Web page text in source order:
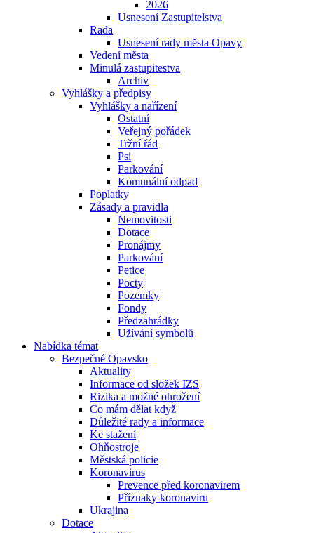
2026
Usnesení Zastupitelstva
Rada
Usnesení rady města Opavy
Vedení města
Minulá zastupitestva
Archiv
Vyhlášky a předpisy
Vyhlášky a nařízení
Ostatní
Veřejný pořádek
Tržní řád
Psi
Parkování
Komunální odpad
Poplatky
Zásady a pravidla
Nemovitosti
Dotace
Pronájmy
Parkování
Petice
Pocty
Pozemky
Fondy
Předzahrádky
Užívání symbolů
Nabídka témat
Bezpečné Opavsko
Aktuality
Informace od složek IZS
Rizika a možné ohrožení
Co mám dělat když
Důležité rady a informace
Ke stažení
Ohňostroje
Městská policie
Koronavirus
Prevence před koronavirem
Příznaky koronaviru
Ukrajina
Dotace